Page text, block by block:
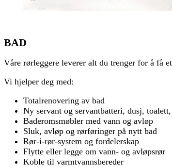
BAD
Våre rørleggere leverer alt du trenger for å få
Vi hjelper deg med:
Totalrenovering av bad
Ny servant og servantbatteri, dusj,
Baderomsmøbler med vann og avløp
Sluk, avløp og rørføringer på nytt bad
Rør-i-rør-system og fordelerskap
Flytte eller legge om vann- og avløpsrør
Koble til varmtvannsbereder